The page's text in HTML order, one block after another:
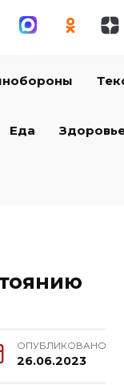
Еда
ОПУБЛИКОВАНО
26.06.2023